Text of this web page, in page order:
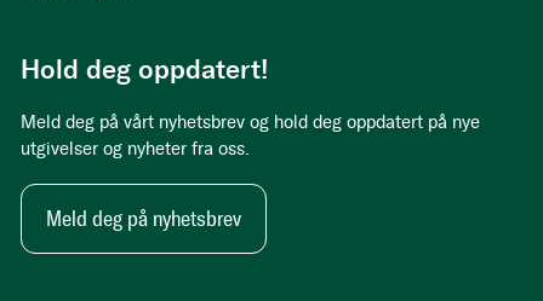
Hold deg oppdatert!
Meld deg på vårt nyhetsbrev og hold deg oppdatert på nye
utgivelser og nyheter fra oss.
Meld deg på nyhetsbrev